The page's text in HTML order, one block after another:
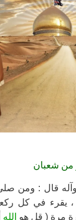
من شعبان
قال : ومن
في كل ركعة
مرة ( قل هو الله